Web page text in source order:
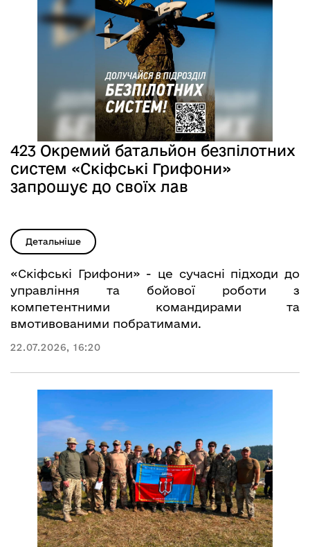
423 Окремий батальйон безпілотних
систем «Скіфські Грифони»
запрошує до своїх лав
Детальніше
«Скіфські Грифони» - це сучасні підходи до
управління та бойової роботи з
компетентними командирами та
вмотивованими побратимами.
22.07.2026, 16:20